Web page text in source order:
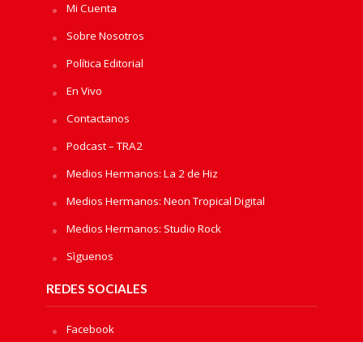
Mi Cuenta
Sobre Nosotros
Política Editorial
En Vivo
Contactanos
Podcast – TRA2
Medios Hermanos: La 2 de Hiz
Medios Hermanos: Neon Tropical Digital
Medios Hermanos: Studio Rock
Sìguenos
REDES SOCIALES
Facebook